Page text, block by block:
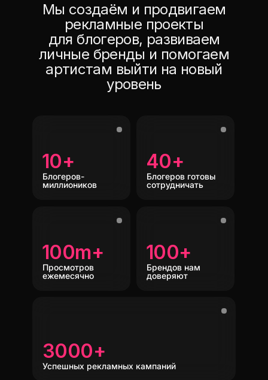
Мы создаём и продвигаем
рекламные проекты
для блогеров, развиваем
личные бренды и помогаем
артистам выйти на новый
уровень
10+
Блогеров-
миллиоников
100m+
Просмотров
ежемесячно
40+
Блогеров готовы
сотрудничать
3000+
Успешных рекламных кампаний
100+
Брендов нам
доверяют